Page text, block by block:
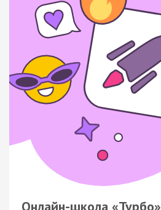
Онлайн-школа «Турбо»